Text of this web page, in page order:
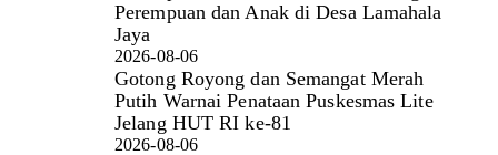
Perempuan dan Anak di Desa Lamahala
Jaya
2026-08-06
Gotong Royong dan Semangat Merah
Putih Warnai Penataan Puskesmas Lite
Jelang HUT RI ke-81
2026-08-06